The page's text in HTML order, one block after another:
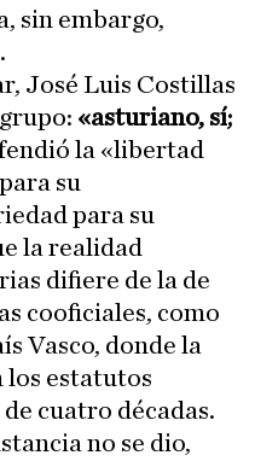
sin embargo,
José Luis Costillas
«asturiano, sí;
la «libertad
su
para su
la realidad
difiere de la de
cooficiales, como
Vasco, donde la
los estatutos
cuatro décadas.
no se dio,